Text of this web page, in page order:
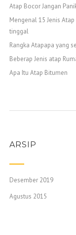
Atap Bocor Jangan
Mengenal 15 Jenis
tinggal
Rangka Atapapa yang
Beberap Jenis atap
Apa Itu Atap Bitumen
ARSIP
Desember 2019
Agustus 2015